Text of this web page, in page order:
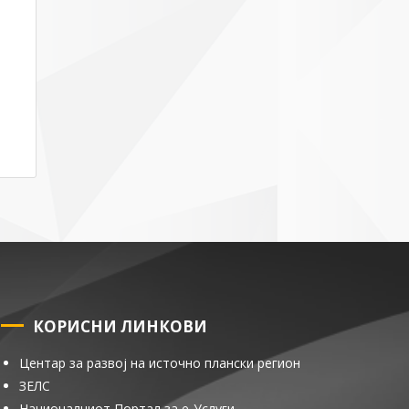
КОРИСНИ ЛИНКОВИ
Центар за развој на источно плански регион
ЗЕЛС